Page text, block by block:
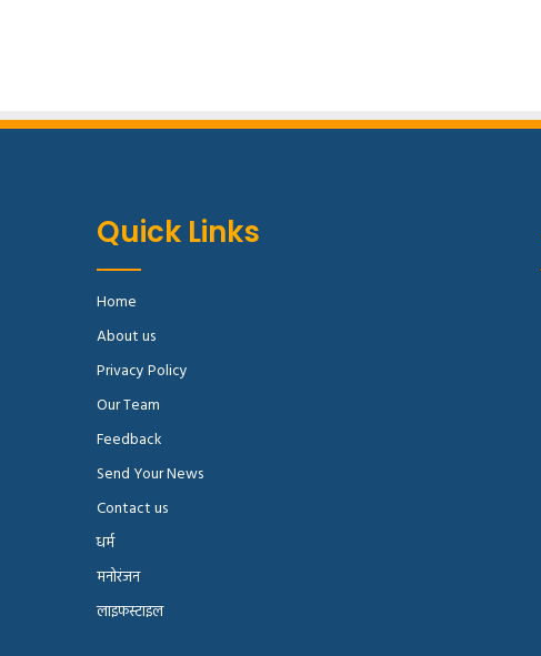
Quick Links
Home
About us
Privacy Policy
Our Team
Feedback
Send Your News
Contact us
धर्म
मनोरंजन
लाइफस्टाइल